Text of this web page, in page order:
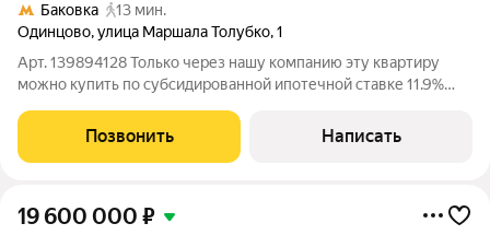
Баковка
13 мин.
Одинцово,улица Маршала Толубко,1
Арт. 139894128 Только через нашу компанию эту квартиру
можно купить по субсидированной ипотечной ставке 11.9%
квартира 102,3 м в Одинцово идеальный выбор для семьи
Уникальная планировка
Позвонить Написать
19 600 000 ₽